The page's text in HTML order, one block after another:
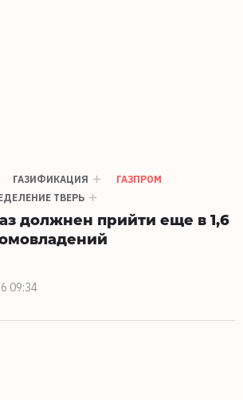
ГАЗИФИКАЦИЯ
ГАЗПРОМ
ТВЕРЬ
должнен прийти еще в 1,6
09:34